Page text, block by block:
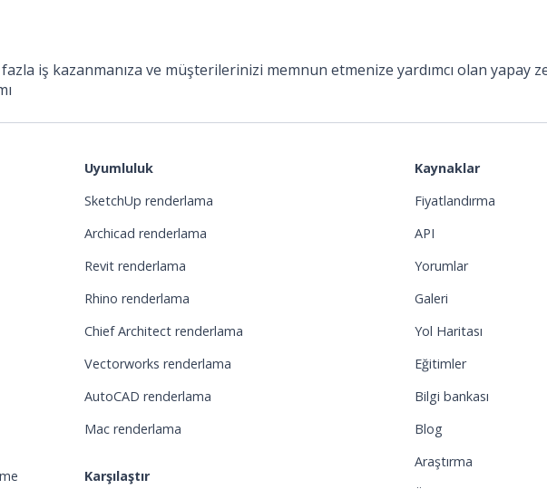
iş kazanmanıza ve müşterilerinizi memnun etmenize yardımcı olan yapay
Uyumluluk
SketchUp renderlama
Archicad renderlama
Revit renderlama
Rhino renderlama
Chief Architect renderlama
Vectorworks renderlama
AutoCAD renderlama
Mac renderlama
Karşılaştır
Kaynaklar
Fiyatlandırma
API
Yorumlar
Galeri
Yol Haritası
Eğitimler
Bilgi bankası
Blog
Araştırma